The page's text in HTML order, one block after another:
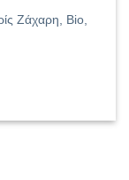
Ζάχαρη, Bio,